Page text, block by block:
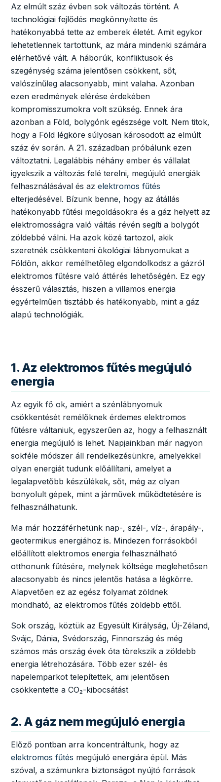
Az elmúlt száz évben sok változás történt. A
technológiai fejlődés megkönnyítette és
hatékonyabbá tette az emberek életét. Amit egykor
lehetetlennek tartottunk, az mára mindenki számára
elérhetővé vált. A háborúk, konfliktusok és
szegénység száma jelentősen csökkent, sőt,
valószínűleg alacsonyabb, mint valaha. Azonban
ezen eredmények elérése érdekében
kompromisszumokra volt szükség. Ennek ára
azonban a Föld, bolygónk egészsége volt. Nem titok,
hogy a Föld légköre súlyosan károsodott az elmúlt
száz év során. A 21. században próbálunk ezen
változtatni. Legalábbis néhány ember és vállalat
igyekszik a változás felé terelni, megújuló energiák
felhasználásával és az elektromos fűtés
elterjedésével. Bízunk benne, hogy az átállás
hatékonyabb fűtési megoldásokra és a gáz helyett az
elektromosságra való váltás révén segíti a bolygót
zöldebbé válni. Ha azok közé tartozol, akik
szeretnék csökkenteni ökológiai lábnyomukat a
Földön, akkor remélhetőleg elgondolkodsz a gázról
elektromos fűtésre való áttérés lehetőségén. Ez egy
ésszerű választás, hiszen a villamos energia
egyértelműen tisztább és hatékonyabb, mint a gáz
alapú technológiák.
1. Az elektromos fűtés megújuló
energia
Az egyik fő ok, amiért a szénlábnyomuk
csökkentését remélőknek érdemes elektromos
fűtésre váltaniuk, egyszerűen az, hogy a felhasznált
energia megújuló is lehet. Napjainkban már nagyon
sokféle módszer áll rendelkezésünkre, amelyekkel
olyan energiát tudunk előállítani, amelyet a
legalapvetőbb készülékek, sőt, még az olyan
bonyolult gépek, mint a járművek működtetésére is
felhasználhatunk.
Ma már hozzáférhetünk nap-, szél-, víz-, árapály-,
geotermikus energiához is. Mindezen forrásokból
előállított elektromos energia felhasználható
otthonunk fűtésére, melynek költsége meglehetősen
alacsonyabb és nincs jelentős hatása a légkörre.
Alapvetően ez az egész folyamat zöldnek
mondható, az elektromos fűtés zöldebb ettől.
Sok ország, köztük az Egyesült Királyság, Új-Zéland,
Svájc, Dánia, Svédország, Finnország és még
számos más ország évek óta törekszik a zöldebb
energia létrehozására. Több ezer szél- és
napelemparkot telepítettek, ami jelentősen
csökkentette a CO₂-kibocsátást
2. A gáz nem megújuló energia
Előző pontban arra koncentráltunk, hogy az
elektromos fűtés megújuló energiára épül. Más
szóval, a számunkra biztonságot nyújtó források